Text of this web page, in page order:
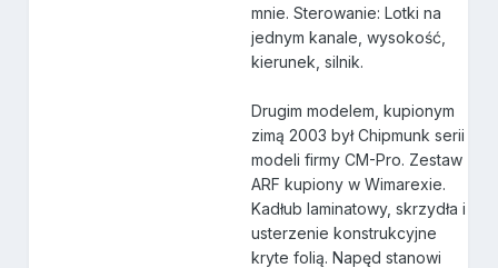
mnie. Sterowanie: Lotki na
jednym kanale, wysokość,
kierunek, silnik.
Drugim modelem, kupionym
zimą 2003 był Chipmunk serii
modeli firmy CM-Pro. Zestaw
ARF kupiony w Wimarexie.
Kadłub laminatowy, skrzydła i
usterzenie konstrukcyjne
kryte folią. Napęd stanowi